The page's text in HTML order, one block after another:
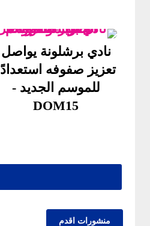
نادي برشلونة يواصل
تعزيز صفوفه استعدادًا
للموسم الجديد -
DOM15
منشورات اقدم